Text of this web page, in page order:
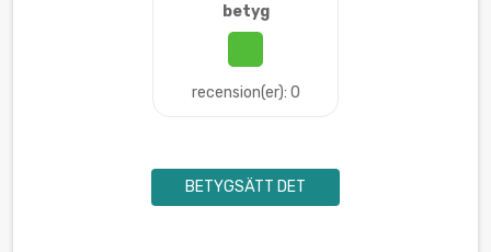
betyg
recension(er): 0
BETYGSÄTT DET